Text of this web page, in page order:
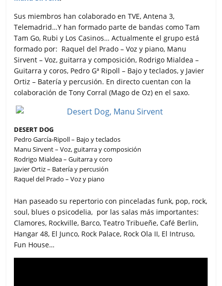
Sus miembros han colaborado en TVE, Antena 3,
Telemadrid…Y han formado parte de bandas como Tam
Tam Go, Rubi y Los Casinos… Actualmente el grupo está
formado por: Raquel del Prado – Voz y piano, Manu
Sirvent – Voz, guitarra y composición, Rodrigo Mialdea –
Guitarra y coros, Pedro Gª Ripoll – Bajo y teclados, y Javier
Ortiz – Batería y percusión. En directo cuentan con la
colaboración de Tony Corral (Mago de Oz) en el saxo.
DESERT DOG
Pedro García-Ripoll – Bajo y teclados
Manu Sirvent – Voz, guitarra y composición
Rodrigo Mialdea – Guitarra y coro
Javier Ortiz – Batería y percusión
Raquel del Prado – Voz y piano
Han paseado su repertorio con pinceladas funk, pop, rock,
soul, blues o psicodelia, por las salas más importantes:
Clamores, Rockville, Barco, Teatro Tribueñe, Café Berlin,
Hangar 48, El Junco, Rock Palace, Rock Ola II, El Intruso,
Fun House…